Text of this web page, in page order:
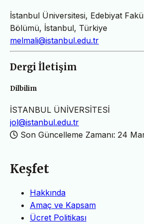
İstanbul Üniversitesi, Edebiyat
Bölümü, İstanbul, Türkiye
melmali@istanbul.edu.tr
Dergi İletişim
Dilbilim
İSTANBUL ÜNİVERSİTESİ
jol@istanbul.edu.tr
Son Güncelleme Zamanı: 24
Keşfet
Hakkında
Amaç ve Kapsam
Ücret Politikası